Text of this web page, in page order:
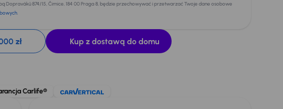
Dopraváků 874/15, Čimice, 184 00 Praga 8, będzie przechowywać i przetwarzać Twoje dane osobowe
.
zł Kup z dostawą do domu
Carlife®